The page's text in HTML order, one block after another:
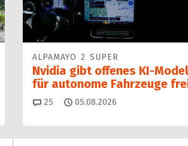
ALPAMAYO 2 SUPER
Nvidia gibt offenes KI-
für autonome Fahrzeuge
25 Kommentare
05.08.2026